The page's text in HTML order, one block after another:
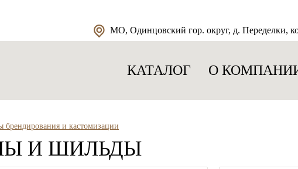
МО, Одинцовский гор. округ, д. Переделки,
КАТАЛОГ О
брендирования и кастомизации
И ШИЛЬДЫ